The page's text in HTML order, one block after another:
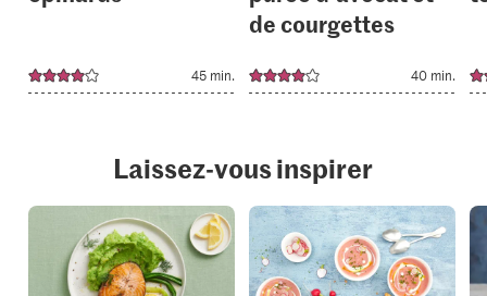
45 min.
de courgettes
40 min.
Laissez-vous inspirer